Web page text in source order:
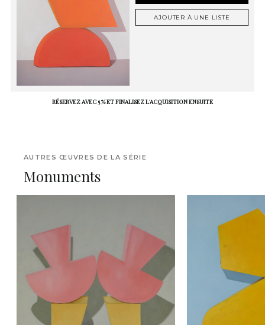
AJOUTER À UNE LISTE
RÉSERVEZ AVEC 5 % ET FINALISEZ L'ACQUISITION ENSUITE
AUTRES ŒUVRES DE LA SÉRIE
Monuments